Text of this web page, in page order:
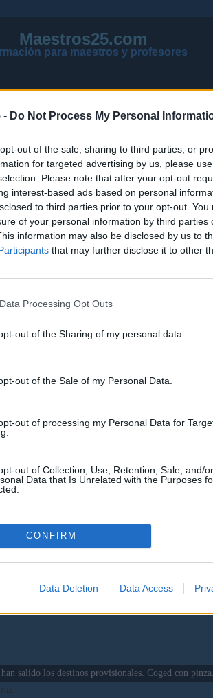
- Do Not Process My Personal
out of the sale, sharing to third parties, or
for targeted advertising by us, please
Please note that after your opt-out
interest-based ads based on personal
to third parties prior to your opt-out.
of your personal information by third parties
information may also be disclosed by us to
that may further disclose it to other
Processing Opt Outs
out of the Sharing of my personal data.
out of the Sale of my Personal Data.
out of processing my Personal Data for
out of Collection, Use, Retention, Sale, and/
Data that Is Unrelated with the Purposes
CONFIRM
Data Deletion Data Access
Maestros25.com
para maestros y profesores
VER MENSAJES NUEVOS DE
NOTICIAS ACTUALIZADAS
PÁGINA PRINCIPAL DE
NOTICIAS
"Se ruega mantenga siempre un
de las mayúsculas e intente utilizar
han salido los destinos provisionales. Coged con